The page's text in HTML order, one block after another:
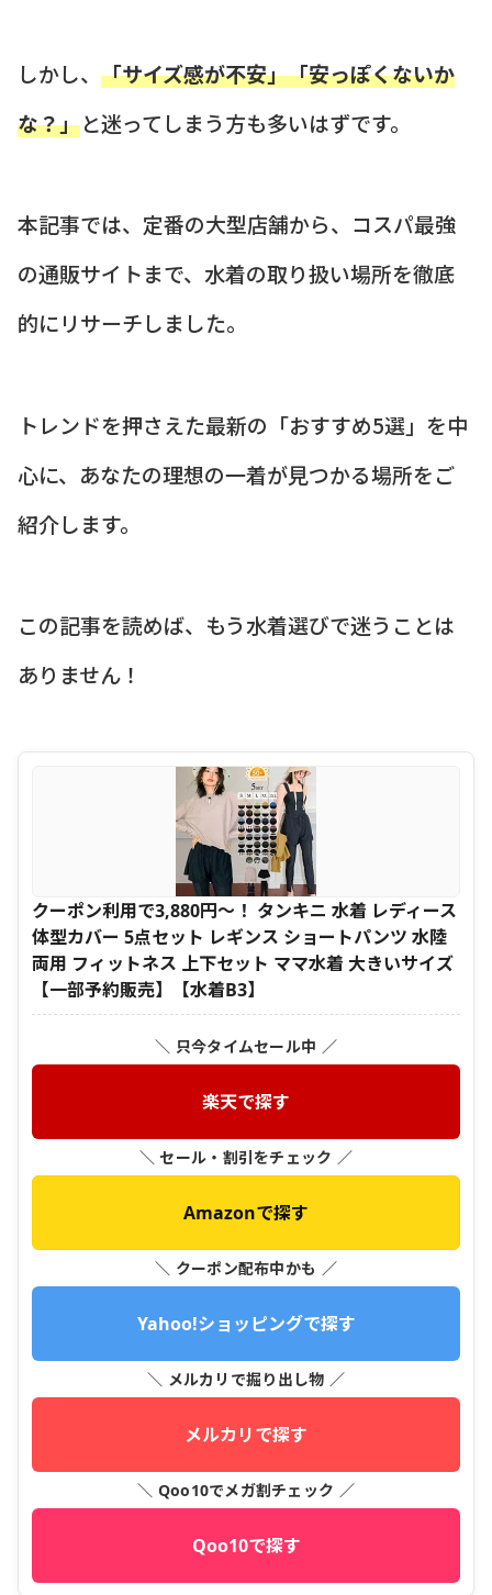
しかし、 「サイズ感が不安」「安っぽくないか
な？」と迷ってしまう方も多いはずです。
本記事では、定番の大型店舗から、コスパ最強
の通販サイトまで、水着の取り扱い場所を徹底
的にリサーチしました。
トレンドを押さえた最新の「おすすめ5選」を中
心に、あなたの理想の一着が見つかる場所をご
紹介します。
この記事を読めば、もう水着選びで迷うことは
ありません！
クーポン利用で3,880円〜！ タンキニ 水着 レディース
体型カバー 5点セット レギンス ショートパンツ 水陸
両用 フィットネス 上下セット ママ水着 大きいサイズ
【一部予約販売】【水着B3】
＼ 只今タイムセール中 ／
楽天で探す
＼ セール・割引をチェック ／
Amazonで探す
＼ クーポン配布中かも ／
Yahoo!ショッピングで探す
＼ メルカリで掘り出し物 ／
メルカリで探す
＼ Qoo10でメガ割チェック ／
Qoo10で探す